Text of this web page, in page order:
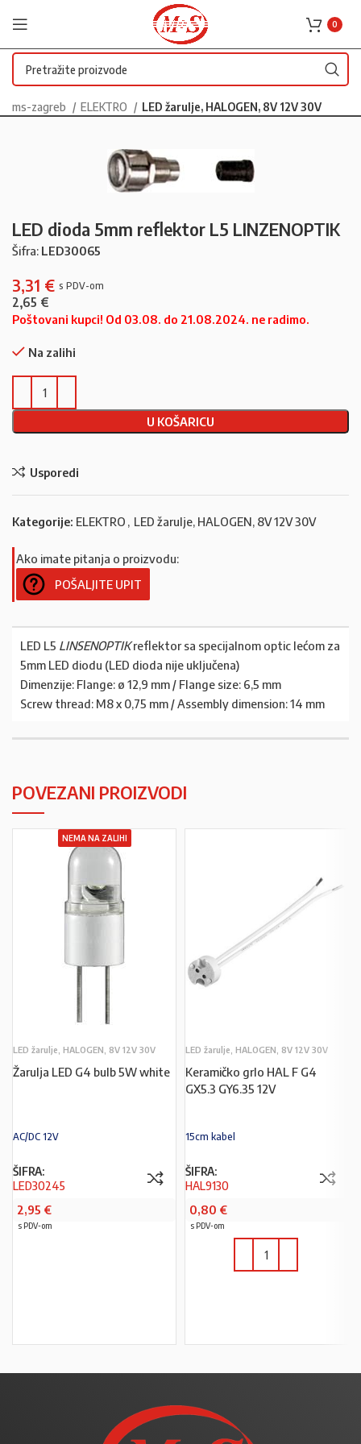
0
ms-zagreb ELEKTRO LED žarulje, HALOGEN, 8V 12V 30V
LED dioda 5mm reflektor L5 LINZENOPTIK
Šifra: LED30065
3,31 €
2,65 €
Poštovani kupci! Od 03.08. do 21.08.2024. ne radimo.
Na zalihi
U KOŠARICU
Usporedi
Kategorije: ELEKTRO , LED žarulje, HALOGEN, 8V 12V 30V
Ako imate pitanja o proizvodu:
POŠALJITE UPIT
LED L5 LINSENOPTIKreflektor sa specijalnom optic lećom za
5mm LED diodu (LED dioda nije uključena)
Dimenzije: Flange: ø 12,9 mm / Flange size: 6,5 mm
Screw thread: M8 x 0,75 mm / Assembly dimension: 14 mm
POVEZANI PROIZVODI
NEMA NA ZALIHI
LED žarulje, HALOGEN, 8V 12V 30V
Žarulja LED G4 bulb 5W white
AC/DC 12V
ŠIFRA:
LED30245
2,95 €
s PDV-om
LED žarulje, HALOGEN, 8V 12V 30V
Keramičko grlo HAL F G4
GX5.3 GY6.35 12V
15cm kabel
ŠIFRA:
HAL9130
0,80 €
s PDV-om